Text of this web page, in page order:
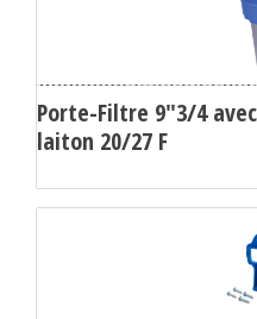
Porte-Filtre 9"3/4
laiton 20/27 F